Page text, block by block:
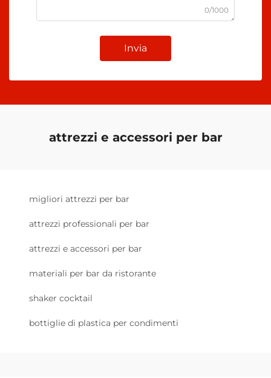
0/1000
Invia
attrezzi e accessori per bar
migliori attrezzi per bar
attrezzi professionali per bar
attrezzi e accessori per bar
materiali per bar da ristorante
shaker cocktail
bottiglie di plastica per condimenti